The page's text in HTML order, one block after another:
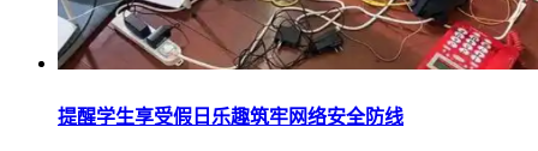
提醒学生享受假日乐趣筑牢网络安全防线